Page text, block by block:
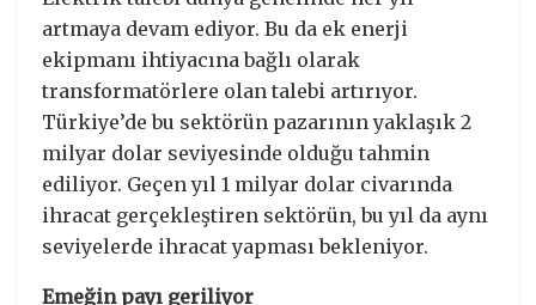
artmaya devam ediyor. Bu da ek enerji
ekipmanı ihtiyacına bağlı olarak
transformatörlere olan talebi artırıyor.
Türkiye’de bu sektörün pazarının yaklaşık 2
milyar dolar seviyesinde olduğu tahmin
ediliyor. Geçen yıl 1 milyar dolar civarında
ihracat gerçekleştiren sektörün, bu yıl da aynı
seviyelerde ihracat yapması bekleniyor.
Emeğin payı geriliyor